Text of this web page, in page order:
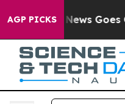
AGP PICKS
Fox News Goes Quiet